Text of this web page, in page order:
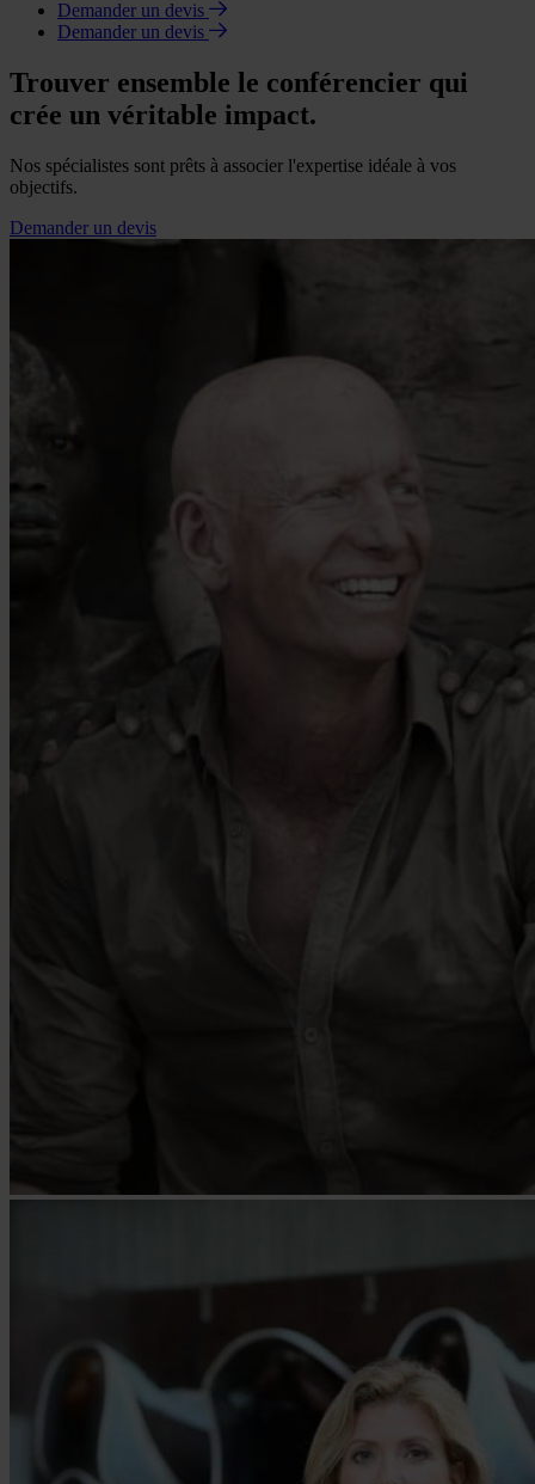
Demander un devis
Demander un devis
Trouver ensemble le conférencier qui
crée un véritable impact.
Nos spécialistes sont prêts à associer l'expertise idéale à vos
objectifs.
Demander un devis